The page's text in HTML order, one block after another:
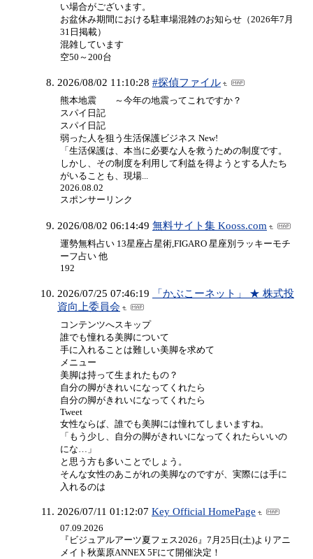
い場合がございます。
お盆休み期間における駐車場混雑のお知らせ（2026年7月
31日掲載）
混雑しています
空50～200台
2026/08/02 11:10:28 #探偵ファイル
熊本地震 ～今年の地震ってこれですか？
スパイ日記
スパイ日記
弱った人を狙う生活保護ビジネス New!
「生活保護は、本当に必要な人を救うための制度です。
しかし、その制度を利用して利益を得ようとする人たち
がいることも、現場...
2026.08.02
スポンサーリンク
2026/08/02 06:14:49 無料サイト集 Kooss.com
運勢無料占い 13星座占星術,FIGARO 星座別ラッキーモチ
ーフ占い 他
192
2026/07/25 07:46:19
「かぶこーネット」 ★ 株式投
資向上委員会
コンテンツへスキップ
誰でも憧れる美脚について
手に入れることは難しい美脚を求めて
メニュー
美脚は持って生まれたもの？
自分の脚がきれいになってくれたら
自分の脚がきれいになってくれたら
Tweet
女性ならば、誰でも美脚には憧れてしまいますね。
「もう少し、自分の脚がきれいになってくれたらいいの
にな…」
と思う方も多いことでしょう。
そんな女性のあこがれの美脚なのですが、実際には手に
入れるのは
2026/07/11 01:12:07 Key Official HomePage
07.09.2026
『ビジュアルアーツ夏フェス2026』7月25日(土)よりアニ
メイト秋葉原ANNEX 5Fにて開催決定！